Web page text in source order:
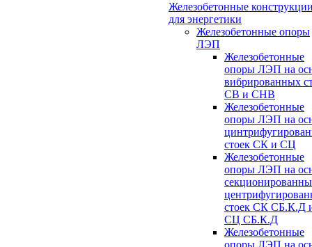
Железобетонные
для энергетики
Железобетонные опоры
ЛЭП
Железобетонные
опоры ЛЭП на
вибрированных
СВ и СНВ
Железобетонные
опоры ЛЭП на
стоек СК и СЦ
Железобетонные
опоры ЛЭП на
стоек СК СБ.К.Д
СЦ СБ.К.Д
Железобетонные
опоры ЛЭП на